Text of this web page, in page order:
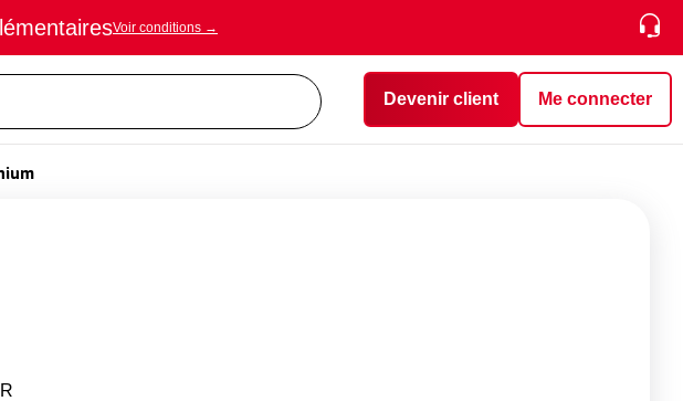
Voir conditions →
Devenir client Me connecter